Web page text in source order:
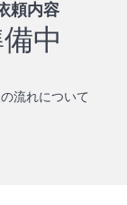
頼内容
中
流れについて